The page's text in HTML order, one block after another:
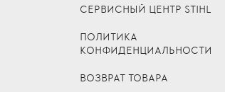
СЕРВИСНЫЙ ЦЕНТР STIHL
ПОЛИТИКА
КОНФИДЕНЦИАЛЬНОСТИ
ВОЗВРАТ ТОВАРА